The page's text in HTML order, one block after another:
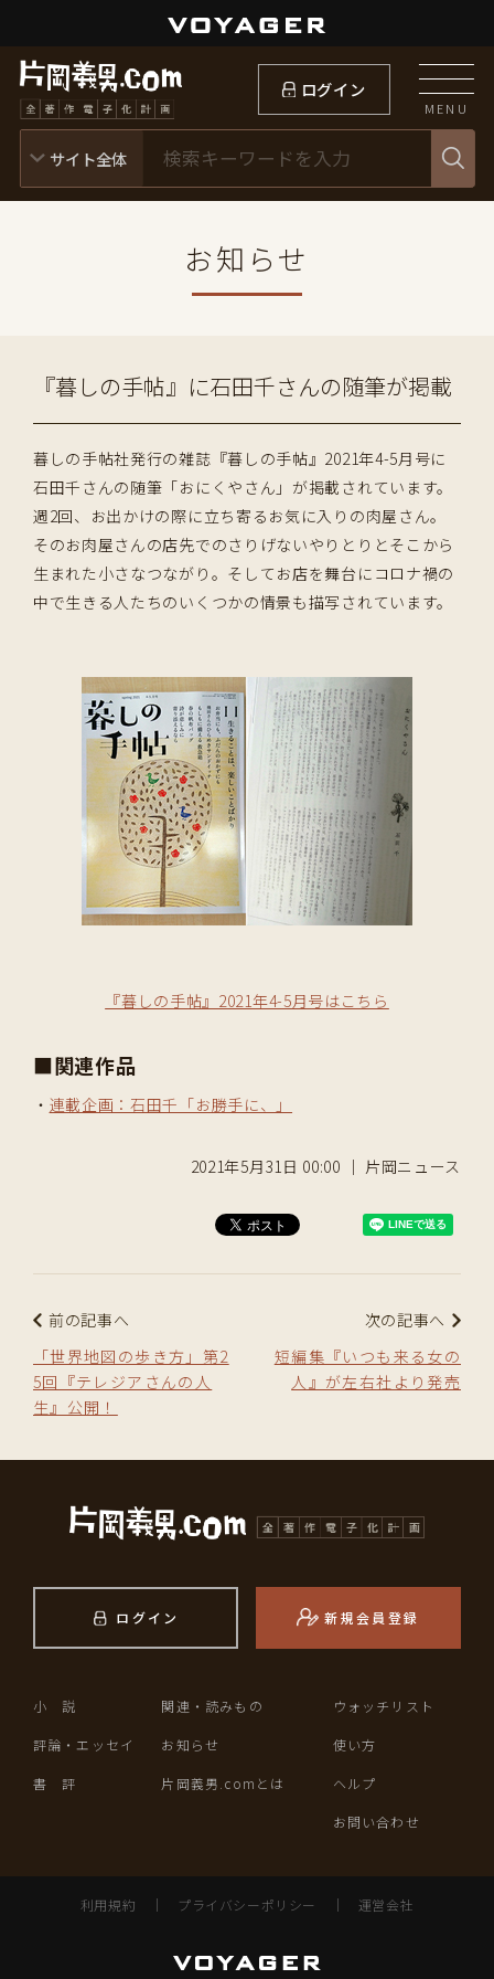
ログイン
MENU
お知らせ
『暮しの手帖』に石田千さんの随筆が掲載
暮しの手帖社発行の雑誌『暮しの手帖』2021年4-5月号に
石田千さんの随筆「おにくやさん」が掲載されています。
週2回、お出かけの際に立ち寄るお気に入りの肉屋さん。
そのお肉屋さんの店先でのさりげないやりとりとそこから
生まれた小さなつながり。そしてお店を舞台にコロナ禍の
中で生きる人たちのいくつかの情景も描写されています。
『暮しの手帖』2021年4-5月号はこちら
■関連作品
・ 連載企画：石田千「お勝手に、」
2021年5月31日 00:00 ｜ 片岡ニュース
前の記事へ
「世界地図の歩き方」第2
5回『テレジアさんの人
生』公開！
次の記事へ
短編集『いつも来る女の
人』が左右社より発売
ログイン 新規会員登録
小 説
評論・エッセイ
書 評
関連・読みもの
お知らせ
片岡義男.comとは
ウォッチリスト
使い方
ヘルプ
お問い合わせ
利用規約 ｜ プライバシーポリシー ｜ 運営会社